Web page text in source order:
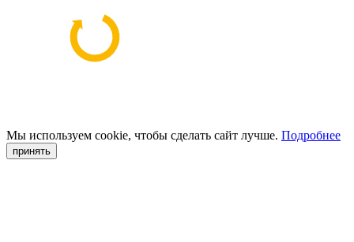
Мы используем cookie, чтобы сделать сайт лучше. Подробнее
принять